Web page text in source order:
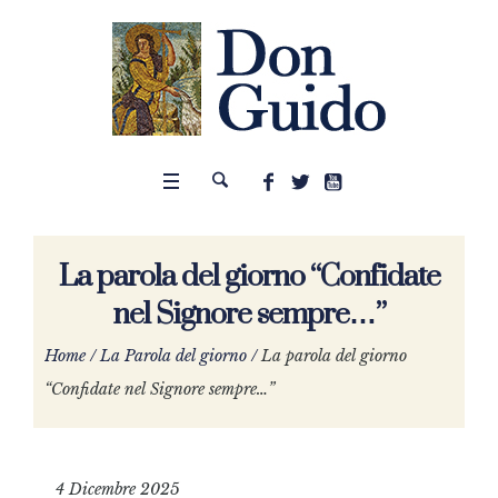
La parola del giorno “Confidate
nel Signore sempre…”
Home /La Parola del giorno /La parola del giorno
“Confidate nel Signore sempre…”
4 Dicembre 2025